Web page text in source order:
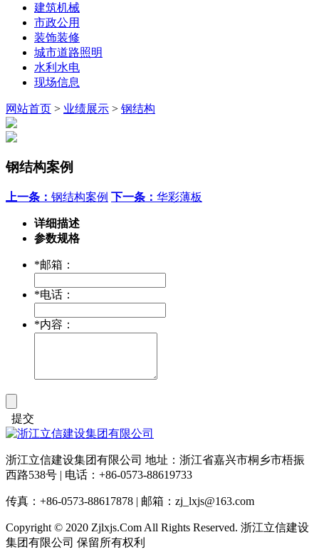
建筑机械
市政公用
装饰装修
城市道路照明
水利水电
现场信息
网站首页 > 业绩展示 > 钢结构
钢结构案例
上一条： 钢结构案例 下一条： 华彩薄板
详细描述
参数规格
*邮箱：
*电话：
*内容：
提交
浙江立信建设集团有限公司 地址：浙江省嘉兴市桐乡市梧振
西路538号 | 电话：+86-0573-88619733
传真：+86-0573-88617878 | 邮箱：zj_lxjs@163.com
Copyright © 2020 Zjlxjs.Com All Rights Reserved. 浙江立信建设
集团有限公司 保留所有权利